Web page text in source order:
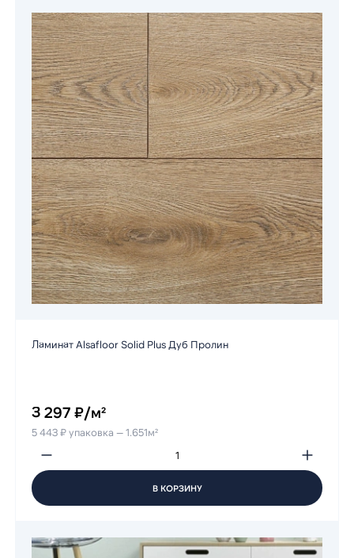
Ламинат Alsafloor Solid Plus Дуб Пролин
3 297 ₽/м²
5 443 ₽ упаковка — 1.651м²
В КОРЗИНУ